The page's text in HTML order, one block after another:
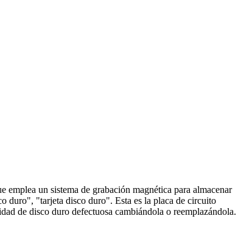
un sistema de grabación magnética para almacenar
duro", "tarjeta disco duro". Esta es la placa de circuito
de disco duro defectuosa cambiándola o reemplazándola.